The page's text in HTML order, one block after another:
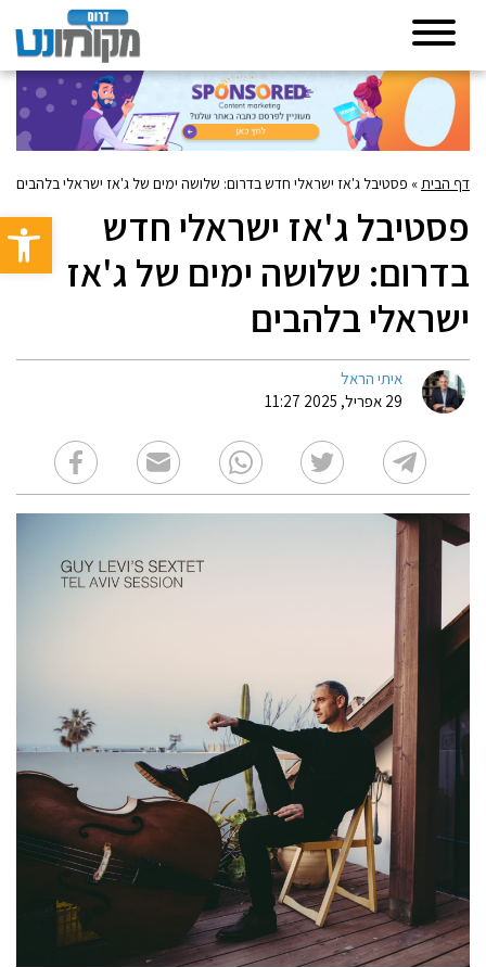
פתח
דף הבית» פסטיבל ג'אז ישראלי חדש בדרום: שלושה ימים של ג'אז ישראלי בלהבים
פסטיבל ג'אז ישראלי חדש
בדרום: שלושה ימים של ג'אז
ישראלי בלהבים
איתי הראל
29 אפריל, 2025 11:27